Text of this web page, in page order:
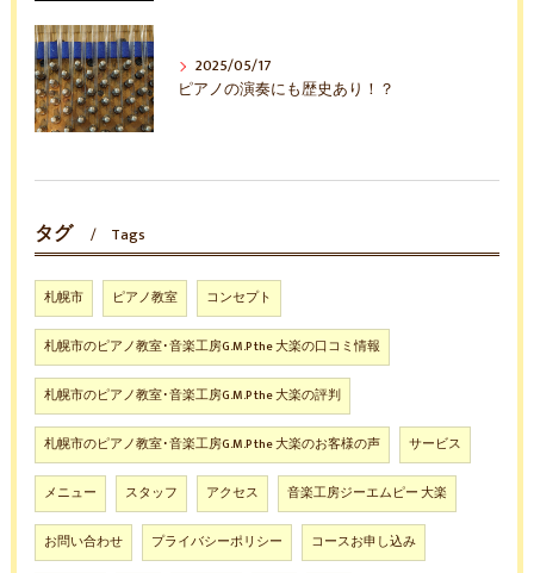
2025/05/17
ピアノの演奏にも歴史あり！？
タグ Tags
札幌市 ピアノ教室 コンセプト
札幌市のピアノ教室･音楽工房G.M.P the 大楽の口コミ情報
札幌市のピアノ教室･音楽工房G.M.P the 大楽の評判
札幌市のピアノ教室･音楽工房G.M.P the 大楽のお客様の声 サービス
メニュー スタッフ アクセス 音楽工房ジーエムピー 大楽
お問い合わせ プライバシーポリシー コースお申し込み